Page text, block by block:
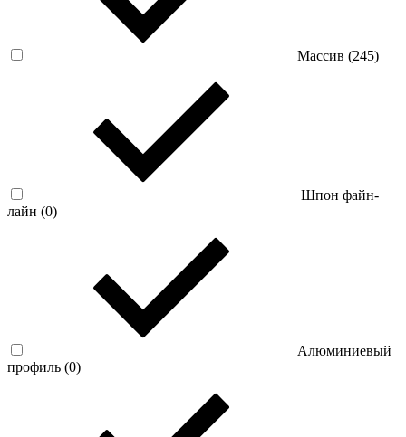
Массив (245)
Шпон файн-
лайн (0)
Алюминиевый
профиль (0)